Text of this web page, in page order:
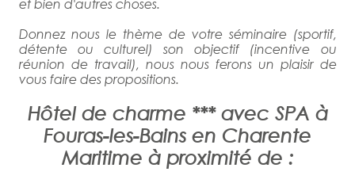
et bien d'autres choses.
Donnez nous le thème de votre séminaire (sportif,
détente ou culturel) son objectif (incentive ou
réunion de travail), nous nous ferons un plaisir de
vous faire des propositions.
Hôtel de charme *** avec SPA à
Fouras-les-Bains en Charente
Maritime à proximité de :